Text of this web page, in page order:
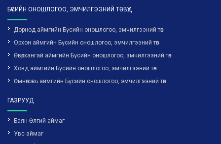
БҮСИЙН ОНОШЛОГОО, ЭМЧИЛГЭЭНИЙ ТӨВҮҮД
Дорнод аймгийн Бүсийн оношлогоо, эмчилгээний төв
Орхон аймгийн Бүсийн оношлогоо, эмчилгээний төв
Өвөрхангай аймгийн Бүсийн оношлогоо, эмчилгээний төв
Ховд аймгийн Бүсийн оношлогоо, эмчилгээний төв
Өмнөговь аймгийн Бүсийн оношлогоо, эмчилгээний төв
ГАЗРУУД
Баян-Өлгий аймаг
Увс аймаг